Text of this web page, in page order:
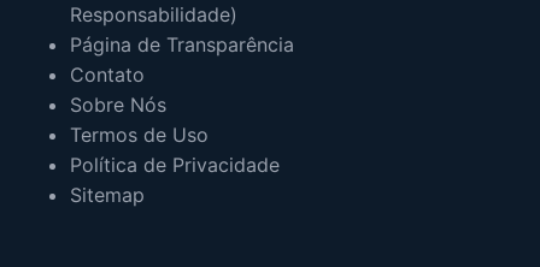
Responsabilidade)
Página de Transparência
Contato
Sobre Nós
Termos de Uso
Política de Privacidade
Sitemap